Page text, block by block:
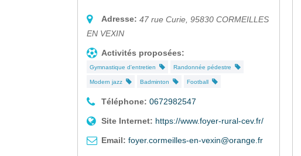
Adresse: 47 rue Curie, 95830 CORMEILLES
EN VEXIN
Activités proposées:
Gymnastique d'entretien Randonnée pédestre
Modern jazz Badminton Football
Téléphone: 0672982547
Site Internet: https://www.foyer-rural-cev.fr/
Email: foyer.cormeilles-en-vexin@orange.fr